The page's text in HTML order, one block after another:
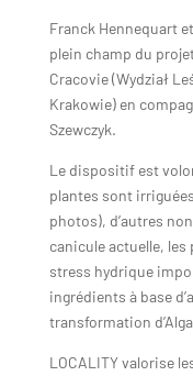
Franck Hennequart
plein champ du
Cracovie (Wydział
Krakowie) en
Szewczyk.
Le dispositif est
plantes sont
photos), d’autres
canicule actuelle,
stress hydrique
ingrédients à base
transformation
LOCALITY valorise